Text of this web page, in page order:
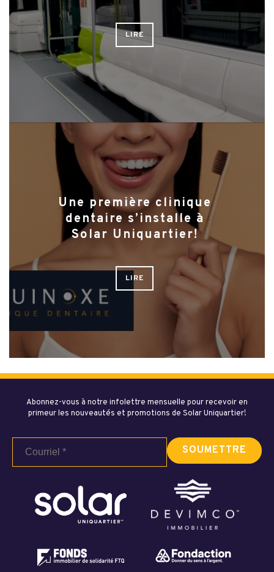
LIRE
Une première clinique
dentaire s’installe à
Solar Uniquartier!
LIRE
Abonnez-vous à notre infolettre mensuelle pour recevoir en
primeur les nouveautés et promotions de Solar Uniquartier!